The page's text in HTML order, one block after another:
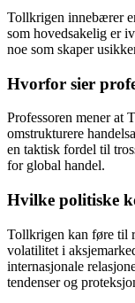
Tollkrigen innebærer
som hovedsakelig er
noe som skaper
Hvorfor sier
Professoren mener at
omstrukturere
en taktisk fordel til
for global handel.
Hvilke politiske
Tollkrigen kan føre til
volatilitet i
internasjonale
tendenser og